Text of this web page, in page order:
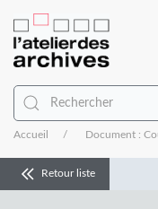
Accueil Document :
Retour liste